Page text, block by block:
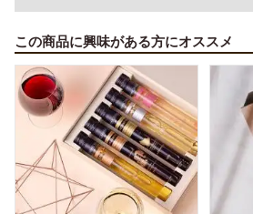
この商品に興味がある方にオススメ